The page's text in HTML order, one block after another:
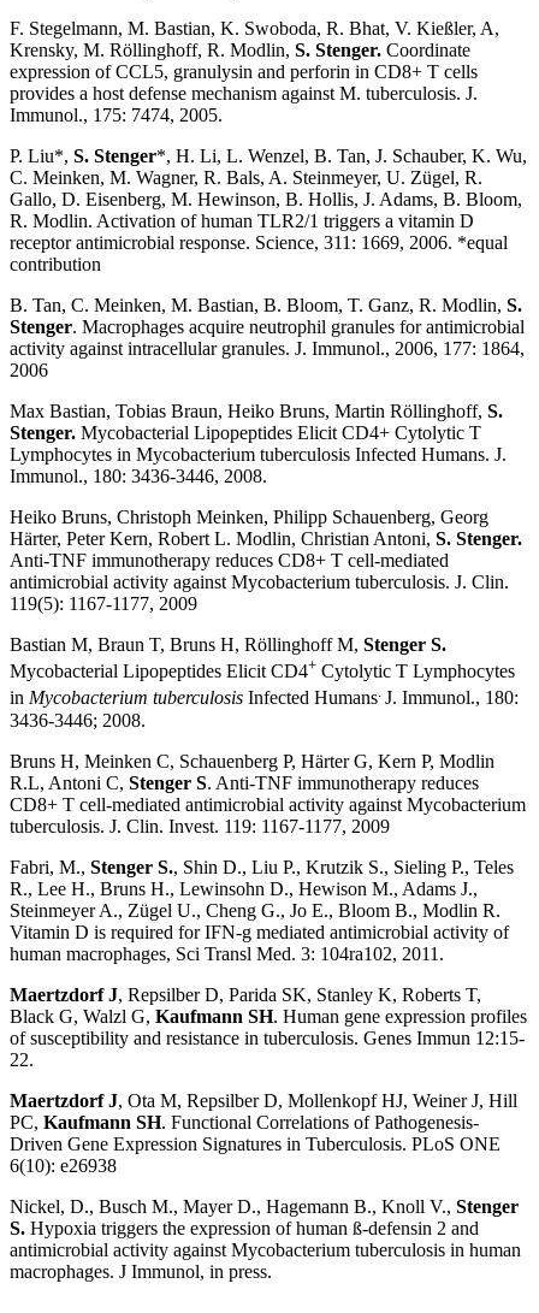
F. Stegelmann, M. Bastian, K. Swoboda, R. Bhat, V. Kießler, A,
Krensky, M. Röllinghoff, R. Modlin, S. Stenger. Coordinate
expression of CCL5, granulysin and perforin in CD8+ T cells
provides a host defense mechanism against M. tuberculosis. J.
Immunol., 175: 7474, 2005.
P. Liu*, S. Stenger*, H. Li, L. Wenzel, B. Tan, J. Schauber, K. Wu,
C. Meinken, M. Wagner, R. Bals, A. Steinmeyer, U. Zügel, R.
Gallo, D. Eisenberg, M. Hewinson, B. Hollis, J. Adams, B. Bloom,
R. Modlin. Activation of human TLR2/1 triggers a vitamin D
receptor antimicrobial response. Science, 311: 1669, 2006. *equal
contribution
B. Tan, C. Meinken, M. Bastian, B. Bloom, T. Ganz, R. Modlin, S.
Stenger. Macrophages acquire neutrophil granules for antimicrobial
activity against intracellular granules. J. Immunol., 2006, 177: 1864,
2006
Max Bastian, Tobias Braun, Heiko Bruns, Martin Röllinghoff, S.
Stenger. Mycobacterial Lipopeptides Elicit CD4+ Cytolytic T
Lymphocytes in Mycobacterium tuberculosis Infected Humans. J.
Immunol., 180: 3436-3446, 2008.
Heiko Bruns, Christoph Meinken, Philipp Schauenberg, Georg
Härter, Peter Kern, Robert L. Modlin, Christian Antoni, S. Stenger.
Anti-TNF immunotherapy reduces CD8+ T cell-mediated
antimicrobial activity against Mycobacterium tuberculosis. J. Clin.
119(5): 1167-1177, 2009
Bastian M, Braun T, Bruns H, Röllinghoff M, Stenger S.
Mycobacterial Lipopeptides Elicit CD4+ Cytolytic T Lymphocytes
in Mycobacterium tuberculosis Infected Humans. J. Immunol., 180:
3436-3446; 2008.
Bruns H, Meinken C, Schauenberg P, Härter G, Kern P, Modlin
R.L, Antoni C, Stenger S. Anti-TNF immunotherapy reduces
CD8+ T cell-mediated antimicrobial activity against Mycobacterium
tuberculosis. J. Clin. Invest. 119: 1167-1177, 2009
Fabri, M., Stenger S., Shin D., Liu P., Krutzik S., Sieling P., Teles
R., Lee H., Bruns H., Lewinsohn D., Hewison M., Adams J.,
Steinmeyer A., Zügel U., Cheng G., Jo E., Bloom B., Modlin R.
Vitamin D is required for IFN-g mediated antimicrobial activity of
human macrophages, Sci Transl Med. 3: 104ra102, 2011.
Maertzdorf J, Repsilber D, Parida SK, Stanley K, Roberts T,
Black G, Walzl G, Kaufmann SH. Human gene expression profiles
of susceptibility and resistance in tuberculosis. Genes Immun 12:15-
22.
Maertzdorf J, Ota M, Repsilber D, Mollenkopf HJ, Weiner J, Hill
PC, Kaufmann SH. Functional Correlations of Pathogenesis-
Driven Gene Expression Signatures in Tuberculosis. PLoS ONE
6(10): e26938
Nickel, D., Busch M., Mayer D., Hagemann B., Knoll V., Stenger
S. Hypoxia triggers the expression of human ß-defensin 2 and
antimicrobial activity against Mycobacterium tuberculosis in human
macrophages. J Immunol, in press.